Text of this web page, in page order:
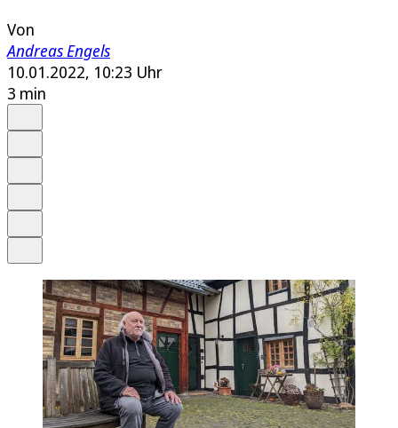
Von
Andreas Engels
10.01.2022, 10:23 Uhr
3 min